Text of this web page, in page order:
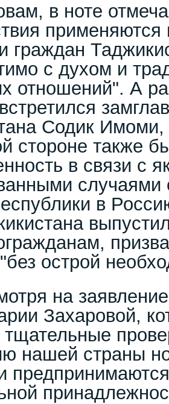
в ноте
применяются
граждан
с духом и
отношений". А
Содик Имоми,
стороне также
в связи с
случаями
в
острой
на
Захаровой,
тщательные
нашей страны